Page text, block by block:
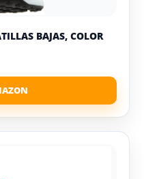
BAJAS, COLOR